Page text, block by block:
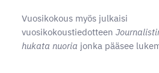
Vuosikokous myös julkaisi
vuosikokoustiedotteen
hukata nuoria jonka pääsee